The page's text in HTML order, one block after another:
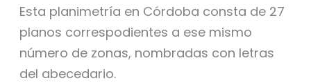
Esta planimetría en Córdoba consta de 27
planos correspodientes a ese mismo
número de zonas, nombradas con letras
del abecedario.